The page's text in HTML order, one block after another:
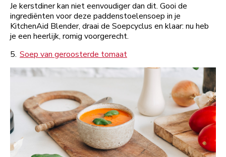
Je kerstdiner kan niet eenvoudiger dan dit. Gooi de
ingrediënten voor deze paddenstoelensoep in je
KitchenAid Blender, draai de Soepcyclus en klaar: nu heb
je een heerlijk, romig voorgerecht.
5. Soep van geroosterde tomaat